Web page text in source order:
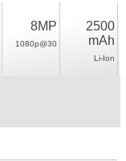
8MP
1080p@30
2500
mAh
Li-Ion